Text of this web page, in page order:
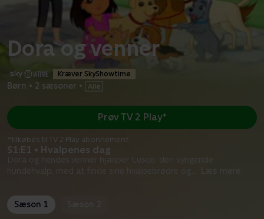
Dora og venner
Kræver SkyShowtime
Børn • 2 sæsoner •
S1:E1 • Hvalpenes dag
Dora og hendes venner hjælper Cusco, den syngende
hundehvalp, med at finde sine hvalpebrødre og
Læs mere
Prøv TV 2 Play*
*tilkøbes til TV 2 Play abonnement
Sæson 1